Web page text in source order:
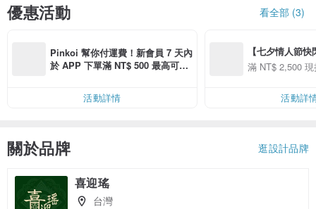
優惠活動 看全部 (3)
Pinkoi 幫你付運費！新會員 7 天內
於 APP 下單滿 NT$ 500 最高可折
活動詳情
【七夕情人節
用 APP 購買任
00 現折 NT$100
滿 NT$ 2,500
活動詳
關於品牌 逛設計品牌
喜迎瑤
台灣